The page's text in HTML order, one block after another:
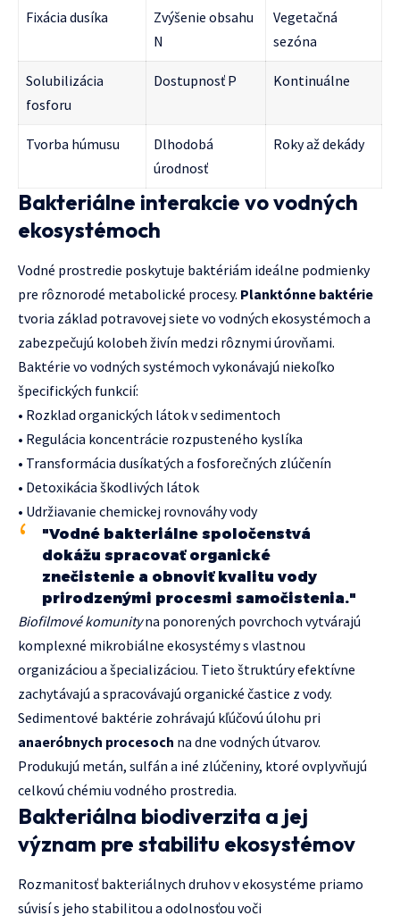
Fixácia dusíka
Zvýšenie obsahu
N
Vegetačná
sezóna
Solubilizácia
fosforu
Dostupnosť P Kontinuálne
Tvorba húmusu
Dlhodobá
úrodnosť
Roky až dekády
Bakteriálne interakcie vo vodných
ekosystémoch
Vodné prostredie poskytuje baktériám ideálne podmienky
pre rôznorodé metabolické procesy. Planktónne baktérie
tvoria základ potravovej siete vo vodných ekosystémoch a
zabezpečujú kolobeh živín medzi rôznymi úrovňami.
Baktérie vo vodných systémoch vykonávajú niekoľko
špecifických funkcií:
• Rozklad organických látok v sedimentoch
• Regulácia koncentrácie rozpusteného kyslíka
• Transformácia dusíkatých a fosforečných zlúčenín
• Detoxikácia škodlivých látok
• Udržiavanie chemickej rovnováhy vody
"Vodné bakteriálne spoločenstvá
dokážu spracovať organické
znečistenie a obnoviť kvalitu vody
prirodzenými procesmi samočistenia."
Biofilmové komunityna ponorených povrchoch vytvárajú
komplexné mikrobiálne ekosystémy s vlastnou
organizáciou a špecializáciou. Tieto štruktúry efektívne
zachytávajú a spracovávajú organické častice z vody.
Sedimentové baktérie zohrávajú kľúčovú úlohu pri
anaeróbnych procesoch na dne vodných útvarov.
Produkujú metán, sulfán a iné zlúčeniny, ktoré ovplyvňujú
celkovú chémiu vodného prostredia.
Bakteriálna biodiverzita a jej
význam pre stabilitu ekosystémov
Rozmanitosť bakteriálnych druhov v ekosystéme priamo
súvisí s jeho stabilitou a odolnosťou voči